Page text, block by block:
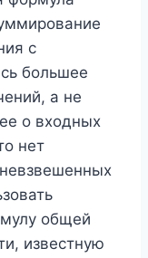
с
большее
а не
о входных
нет
общей
известную